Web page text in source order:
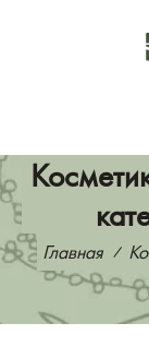
Главная